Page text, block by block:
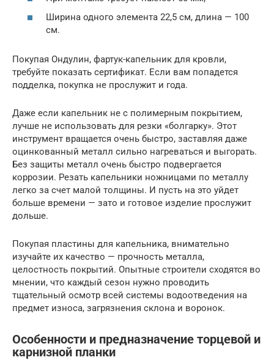
Ширина одного элемента 22,5 см, длина — 100
см.
Покупая Ондулин, фартук-капельник для кровли,
требуйте показать сертификат. Если вам попадется
подделка, покупка не прослужит и года.
Даже если капельник не с полимерным покрытием,
лучше не использовать для резки «болгарку». Этот
инструмент вращается очень быстро, заставляя даже
оцинкованный металл сильно нагреваться и выгорать.
Без защиты металл очень быстро подвергается
коррозии. Резать капельники ножницами по металлу
легко за счет малой толщины. И пусть на это уйдет
больше времени — зато и готовое изделие прослужит
дольше.
Покупая пластины для капельника, внимательно
изучайте их качество — прочность металла,
целостность покрытий. Опытные строители сходятся во
мнении, что каждый сезон нужно проводить
тщательный осмотр всей системы водоотведения на
предмет износа, загрязнения склона и воронок.
Особенности и предназначение торцевой и
карнизной планки